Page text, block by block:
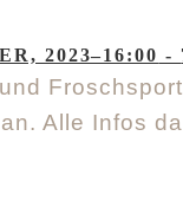
2023–16:00 -
Alle Infos